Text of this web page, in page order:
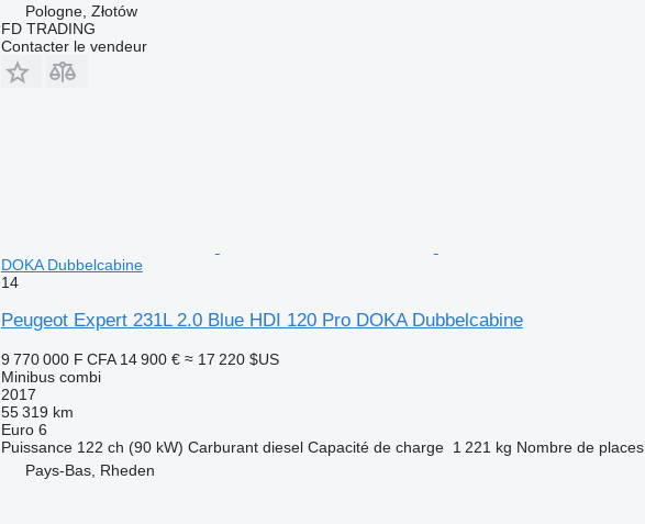
Pologne, Złotów
FD TRADING
Contacter le vendeur
DOKA Dubbelcabine
14
Peugeot Expert 231L 2.0 Blue HDI 120 Pro DOKA Dubbelcabine
9 770 000 F CFA 14 900 € ≈ 17 220 $US
Minibus combi
2017
55 319 km
Euro 6
Puissance 122 ch (90 kW) Carburant diesel Capacité de charge 1 221 kg Nombre de places
Pays-Bas, Rheden